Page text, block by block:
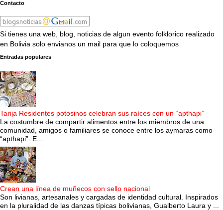
Contacto
Si tienes una web, blog, noticias de algun evento folklorico realizado
en Bolivia solo envianos un mail para que lo coloquemos
Entradas populares
Tarija Residentes potosinos celebran sus raíces con un “apthapi”
La costumbre de compartir alimentos entre los miembros de una
comunidad, amigos o familiares se conoce entre los aymaras como
“apthapi”. E...
Crean una línea de muñecos con sello nacional
Son livianas, artesanales y cargadas de identidad cultural. Inspirados
en la pluralidad de las danzas típicas bolivianas, Gualberto Laura y ...